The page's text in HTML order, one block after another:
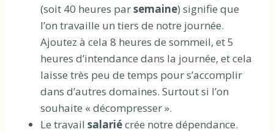
(soit 40 heures parsemaine) signifie que
l’on travaille un tiers de notre journée.
Ajoutez à cela 8 heures de sommeil, et 5
heures d’intendance dans la journée, et cela
laisse très peu de temps pour s’accomplir
dans d’autres domaines. Surtout si l’on
souhaite « décompresser ».
Le travail salariécrée notre dépendance.